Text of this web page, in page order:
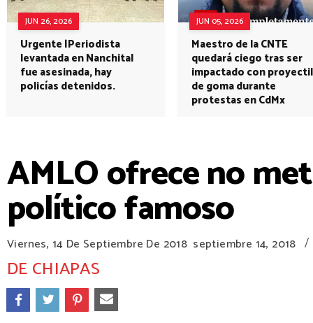
JUN 26, 2026
Urgente |Periodista
levantada en Nanchital
fue asesinada, hay
policías detenidos.
JUN 05, 2026
Maestro de la CNTE
quedará ciego tras ser
impactado con proyectil
de goma durante
protestas en CdMx
AMLO ofrece no
político famoso
Viernes, 14 De Septiembre De 2018 septiembre 14, 2018 /
DE CHIAPAS